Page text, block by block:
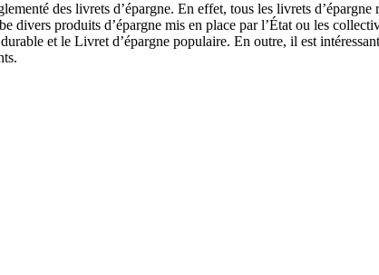
des livrets d’épargne. En effet, tous les livrets
produits d’épargne mis en place par l’État ou les
et le Livret d’épargne populaire. En outre, il est